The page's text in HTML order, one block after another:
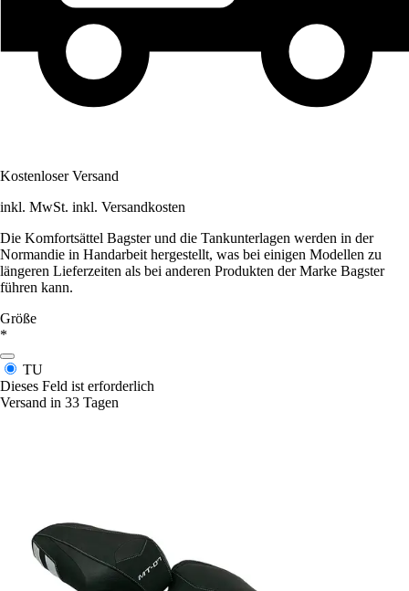
Kostenloser Versand
inkl. MwSt. inkl. Versandkosten
Die Komfortsättel Bagster und die Tankunterlagen werden in der
Normandie in Handarbeit hergestellt, was bei einigen Modellen zu
längeren Lieferzeiten als bei anderen Produkten der Marke Bagster
führen kann.
Größe
*
TU
Dieses Feld ist erforderlich
Versand in 33 Tagen